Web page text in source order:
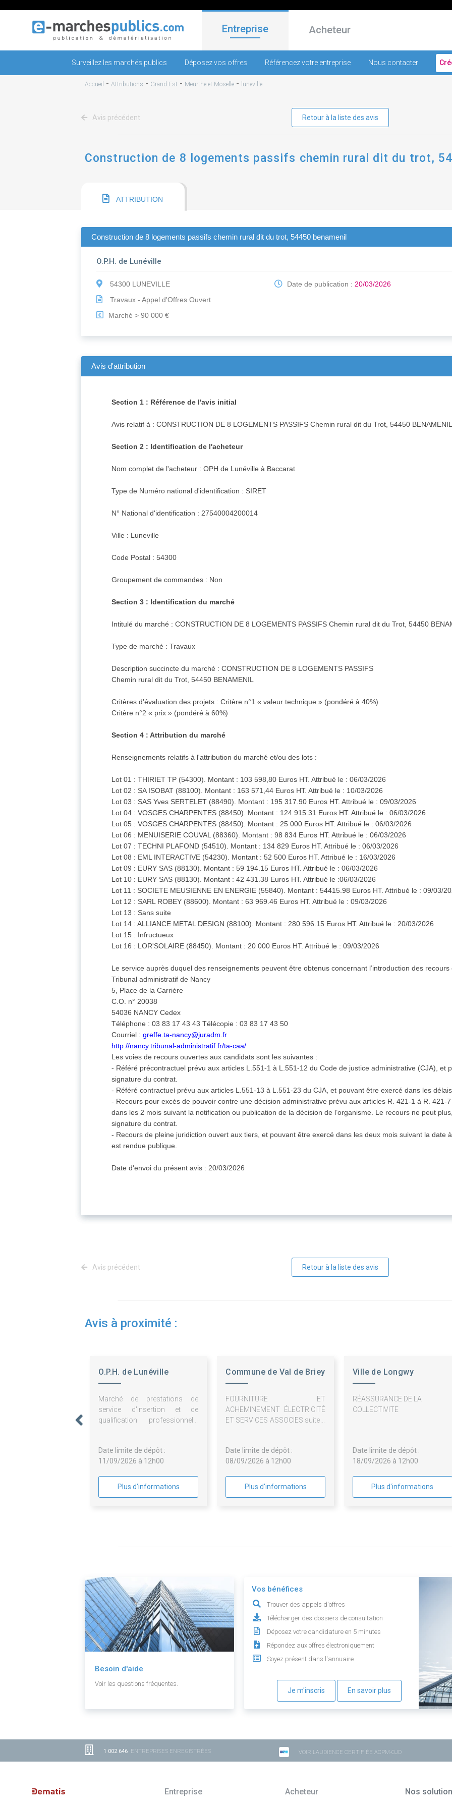
Entreprise Acheteur
Surveillez les marchés publics Déposez vos offres Référencez votre entreprise Nous contacter
Accueil - Attributions - Grand Est - Meurthe-et-Moselle - luneville
Avis précédent Retour à la liste des avis
Construction de 8 logements passifs chemin rural dit du trot,
ATTRIBUTION
Construction de 8 logements passifs chemin rural dit du trot, 54450 benamenil
O.P.H. de Lunéville
54300 LUNEVILLE
Travaux - Appel d'Offres Ouvert
€ Marché > 90 000 €
Date de publication : 20/03/2026
Avis d'attribution
Section 1 : Référence de l'avis initial
Avis relatif à : CONSTRUCTION DE 8 LOGEMENTS PASSIFS Chemin rural dit du Trot, 54450
Section 2 : Identification de l'acheteur
Nom complet de l'acheteur : OPH de Lunéville à Baccarat
Type de Numéro national d'identification : SIRET
N° National d'identification : 27540004200014
Ville : Luneville
Code Postal : 54300
Groupement de commandes : Non
Section 3 : Identification du marché
Intitulé du marché : CONSTRUCTION DE 8 LOGEMENTS PASSIFS Chemin rural dit du Trot, 54450
Type de marché : Travaux
Description succincte du marché : CONSTRUCTION DE 8 LOGEMENTS PASSIFS
Chemin rural dit du Trot, 54450 BENAMENIL
Critères d'évaluation des projets : Critère n°1 « valeur technique » (pondéré à 40%)
Critère n°2 « prix » (pondéré à 60%)
Section 4 : Attribution du marché
Renseignements relatifs à l'attribution du marché et/ou des lots :
Lot 01 : THIRIET TP (54300). Montant : 103 598,80 Euros HT. Attribué le : 06/03/2026
Lot 02 : SA ISOBAT (88100). Montant : 163 571,44 Euros HT. Attribué le : 10/03/2026
Lot 03 : SAS Yves SERTELET (88490). Montant : 195 317.90 Euros HT. Attribué le : 09/03/2026
Lot 04 : VOSGES CHARPENTES (88450). Montant : 124 915.31 Euros HT. Attribué le : 06/03/2026
Lot 05 : VOSGES CHARPENTES (88450). Montant : 25 000 Euros HT. Attribué le : 06/03/2026
Lot 06 : MENUISERIE COUVAL (88360). Montant : 98 834 Euros HT. Attribué le : 06/03/2026
Lot 07 : TECHNI PLAFOND (54510). Montant : 134 829 Euros HT. Attribué le : 06/03/2026
Lot 08 : EML INTERACTIVE (54230). Montant : 52 500 Euros HT. Attribué le : 16/03/2026
Lot 09 : EURY SAS (88130). Montant : 59 194.15 Euros HT. Attribué le : 06/03/2026
Lot 10 : EURY SAS (88130). Montant : 42 431.38 Euros HT. Attribué le :06/03/2026
Lot 11 : SOCIETE MEUSIENNE EN ENERGIE (55840). Montant : 54415.98 Euros HT. Attribué le : 09/03/
Lot 12 : SARL ROBEY (88600). Montant : 63 969.46 Euros HT. Attribué le : 09/03/2026
Lot 13 : Sans suite
Lot 14 : ALLIANCE METAL DESIGN (88100). Montant : 280 596.15 Euros HT. Attribué le : 20/03/2026
Lot 15 : Infructueux
Lot 16 : LOR'SOLAIRE (88450). Montant : 20 000 Euros HT. Attribué le : 09/03/2026
Le service auprès duquel des renseignements peuvent être obtenus concernant l’introduction des recours
Tribunal administratif de Nancy
5, Place de la Carrière
C.O. n° 20038
54036 NANCY Cedex
Téléphone : 03 83 17 43 43 Télécopie : 03 83 17 43 50
Courriel :greffe.ta-nancy@juradm.fr
http://nancy.tribunal-administratif.fr/ta-caa/
Les voies de recours ouvertes aux candidats sont les suivantes :
- Référé précontractuel prévu aux articles L.551-1 à L.551-12 du Code de justice administrative (CJA), et
signature du contrat.
- Référé contractuel prévu aux articles L.551-13 à L.551-23 du CJA, et pouvant être exercé dans les
- Recours pour excès de pouvoir contre une décision administrative prévu aux articles R. 421-1 à R. 421-
dans les 2 mois suivant la notification ou publication de la décision de l’organisme. Le recours ne peut
signature du contrat.
- Recours de pleine juridiction ouvert aux tiers, et pouvant être exercé dans les deux mois suivant la date
est rendue publique.
Date d'envoi du présent avis : 20/03/2026
Avis précédent Retour à la liste des avis
Avis à proximité :
O.P.H. de Lunéville
Marché de prestations de
service d'insertion et de
qualification professionnelle
collectifs
Date limite de dépôt :
11/09/2026 à 12h00
Plus d'informations
Commune de Val de Briey
FOURNITURE ET
ACHEMINEMENT ÉLECTRICITÉ
ET SERVICES ASSOCIES suite à
Date limite de dépôt :
08/09/2026 à 12h00
Plus d'informations
Ville de Longwy
RÉASSURANCE DE LA
COLLECTIVITE
Date limite de dépôt :
18/09/2026 à 12h00
Plus d'informations
Besoin d'aide
Voir les questions fréquentes.
Vos bénéfices
Trouver des appels d'offres
Télécharger des dossiers de consultation
Déposez votre candidature en 5 minutes
Répondez aux offres électroniquement
Soyez présent dans l'annuaire
Je m'inscris En savoir plus
1 002 646 ENTREPRISES ENREGISTRÉES VOIR L'AUDIENCE CERTIFIÉE ACPM-OJD
Entreprise Acheteur Nos